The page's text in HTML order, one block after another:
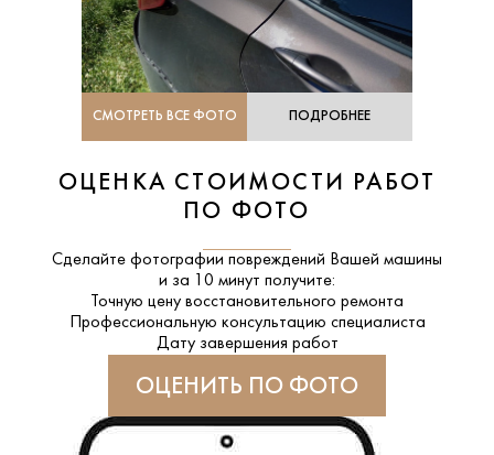
СМОТРЕТЬ ВСЕ ФОТО ПОДРОБНЕЕ
ОЦЕНКА СТОИМОСТИ РАБОТ
ПО ФОТО
Сделайте фотографии повреждений Вашей машины
и за
10 минут получите:
Точную цену восстановительного ремонта
Профессиональную консультацию специалиста
Дату завершения работ
ОЦЕНИТЬ ПО ФОТО